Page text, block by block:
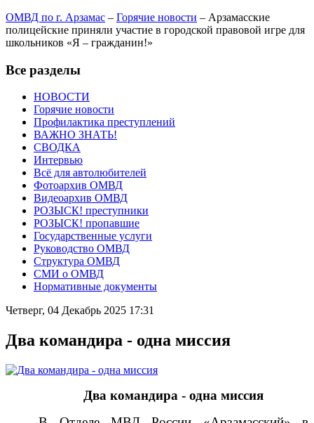
ОМВД по г. Арзамас – Горячие новости – Арзамасские
полицейские приняли участие в городской правовой игре для
школьников «Я – гражданин!»
Все разделы
НОВОСТИ
Горячие новости
Профилактика преступлений
ВАЖНО ЗНАТЬ!
СВОДКА
Интервью
Всё для автолюбителей
Фотоархив ОМВД
Видеоархив ОМВД
РОЗЫСК! преступники
РОЗЫСК! пропавшие
Государственные услуги
Руководство ОМВД
Структура ОМВД
СМИ о ОМВД
Нормативные документы
Четверг, 04 Декабрь 2025 17:31
Два командира - одна миссия
Два командира - одна миссия